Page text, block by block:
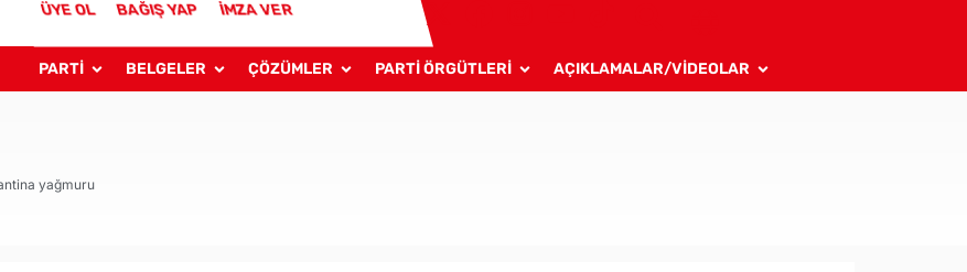
ÜYE OL BAĞIŞ YAP İMZA VER
PARTİ BELGELER ÇÖZÜMLER PARTİ ÖRGÜTLERİ AÇIKLAMALAR/VİDEOLAR
yağmuru